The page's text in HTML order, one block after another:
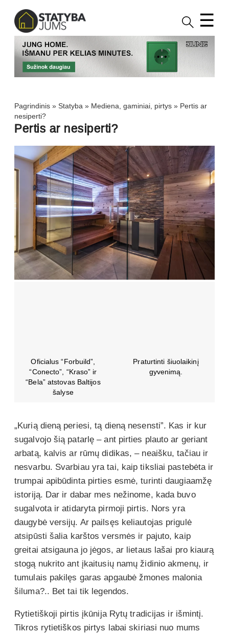
☰
Pagrindinis » Statyba » Mediena, gaminiai, pirtys » Pertis ar
nesiperti?
Pertis ar nesiperti?
Oficialus “Forbuild”,
“Conecto”, “Kraso” ir
“Bela” atstovas Baltijos
šalyse
Praturtinti šiuolaikinį
gyvenimą.
„Kurią dieną periesi, tą dieną nesensti”. Kas ir kur
sugalvojo šią patarlę – ant pirties plauto ar geriant
arbatą, kalvis ar rūmų didikas, – neaišku, tačiau ir
nesvarbu. Svarbiau yra tai, kaip tiksliai pastebėta ir
trumpai apibūdinta pirties esmė, turinti daugiaamžę
istoriją. Dar ir dabar mes nežinome, kada buvo
sugalvota ir atidaryta pirmoji pirtis. Nors yra
daugybė versijų. Ar pailsęs keliautojas prigulė
atsipūsti šalia karštos versmės ir pajuto, kaip
greitai atsigauna jo jėgos, ar lietaus lašai pro kiaurą
stogą nukrito ant įkaitusių namų židinio akmenų, ir
tumulais pakilęs garas apgaubė žmones malonia
šiluma?.. Bet tai tik legendos.
Rytietiškoji pirtis įkūnija Rytų tradicijas ir išmintį.
Tikros rytietiškos pirtys labai skiriasi nuo mums